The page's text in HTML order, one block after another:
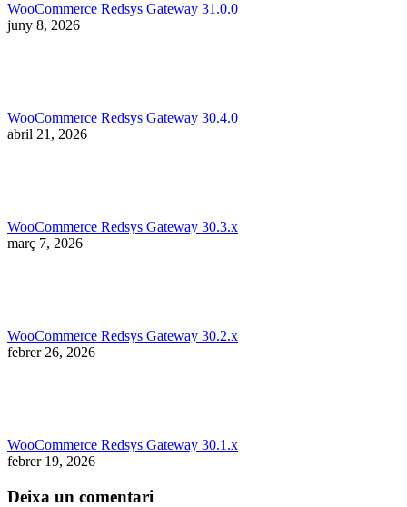
WooCommerce Redsys Gateway 31.0.0
juny 8, 2026
WooCommerce Redsys Gateway 30.4.0
abril 21, 2026
WooCommerce Redsys Gateway 30.3.x
març 7, 2026
WooCommerce Redsys Gateway 30.2.x
febrer 26, 2026
WooCommerce Redsys Gateway 30.1.x
febrer 19, 2026
Deixa un comentari